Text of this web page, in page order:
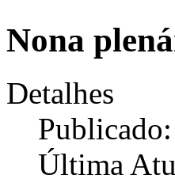
Nona
Detalhes
Última